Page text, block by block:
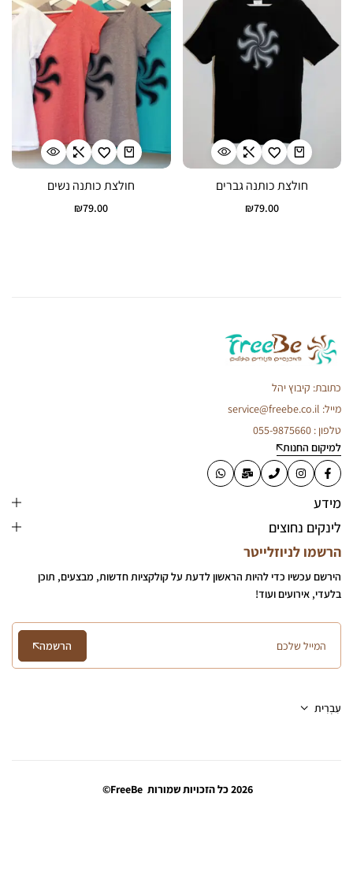
חולצת כותנה גברים
₪79.00
חולצת כותנה נשים
₪79.00
כתובת: קיבוץ יהל
מייל: service@freebe.co.il
טלפון : 055-9875660
למיקום החנות
מידע
לינקים נחוצים
הרשמו לניוזלייטר
הירשם עכשיו כדי להיות הראשון לדעת על קולקציות חדשות, מבצעים, תוכן
בלעדי, אירועים ועוד!
הרשמה
עִבְרִית
2026 כל הזכויות שמורות FreeBe©